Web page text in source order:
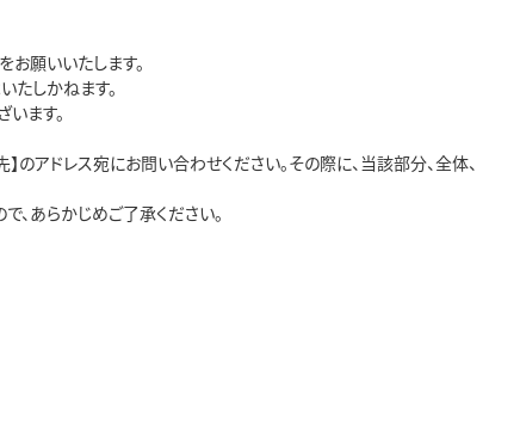
願いいたします。
たしかねます。
ます。
アドレス宛にお問い合わせください。その際に、当該部分、全体、
あらかじめご了承ください。